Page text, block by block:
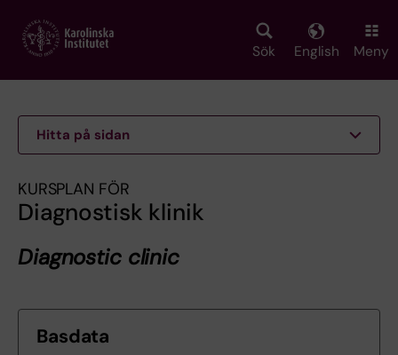
main
Sök English Meny
Hitta på sidan
KURSPLAN FÖR
Diagnostisk klinik
Diagnostic clinic
Basdata